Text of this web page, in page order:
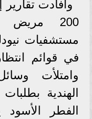
وأفادت
200
مستشفيات
في قوائم
وامتلأت
الهندية
الفطر